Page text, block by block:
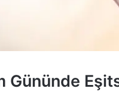
Gününde